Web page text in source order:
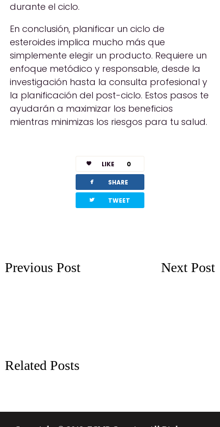
durante el ciclo.
En conclusión, planificar un ciclo de
esteroides implica mucho más que
simplemente elegir un producto. Requiere un
enfoque metódico y responsable, desde la
investigación hasta la consulta profesional y
la planificación del post-ciclo. Estos pasos te
ayudarán a maximizar los beneficios
mientras minimizas los riesgos para tu salud.
LIKE 0
facebook SHARE
twitterbird TWEET
Previous Post Next Post
Related Posts